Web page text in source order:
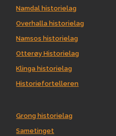
Namdal historielag
Overhalla historielag
Namsos historielag
Otterøy Historielag
Klinga historielag
Historiefortelleren
Grong historielag
Sametinget